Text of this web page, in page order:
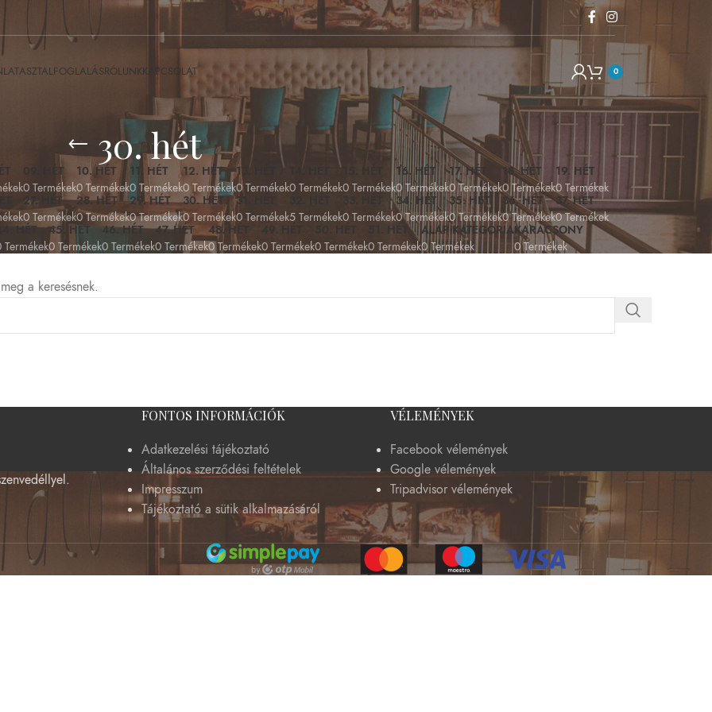
ASZTALFOGLALÁSRÓLUNKKAPCSOLAT 0
30. hét
09. HÉT
0 Termékek
10. HÉT
0 Termékek
11. HÉT
0 Termékek
12. HÉT
0 Termékek
13. HÉT
0 Termékek0 Termékek
15. HÉT
0 Termékek
16. HÉT
0 Termékek
17. HÉT
0 Termékek
18. HÉT
0 Termékek
19. HÉT
0 Termékek
27. HÉT
0 Termékek
28. HÉT
0 Termékek
29. HÉT
0 Termékek
30. HÉT
0 Termékek
31. HÉT
0 Termékek5 Termékek
33. HÉT
0 Termékek
34. HÉT
0 Termékek
35. HÉT
0 Termékek
36. HÉT
0 Termékek
37. HÉT
0 Termékek
44. HÉT
Termékek
45. HÉT
0 Termékek
46. HÉT
0 Termékek
47. HÉT
0 Termékek
48. HÉT
0 Termékek
49. HÉT
0 Termékek
50. HÉT
0 Termékek
51. HÉT
0 Termékek
ALAP KATEGÓRIA
0 Termékek
KARÁCSONY
0 Termékek
a keresésnek.
FONTOS INFORMÁCIÓK
Adatkezelési tájékoztató
Általános szerződési feltételek
Impresszum
Tájékoztató a sütik alkalmazásáról
VÉLEMÉNYEK
Facebook vélemények
Google vélemények
Tripadvisor vélemények